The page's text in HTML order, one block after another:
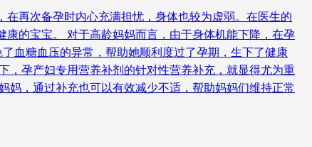
再次备孕时内心充满担忧，身体也较为虚弱。在医生的
的宝宝。 对于高龄妈妈而言，由于身体机能下降，在孕
血糖血压的异常，帮助她顺利度过了孕期，生下了健康
，孕产妇专用营养补剂的针对性营养补充，就显得尤为重
妈，通过补充也可以有效减少不适，帮助妈妈们维持正常